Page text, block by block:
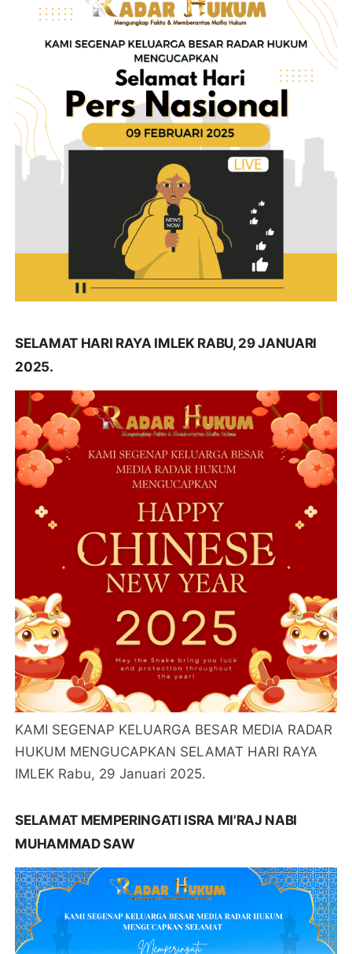
SELAMAT HARI RAYA IMLEK RABU, 29 JANUARI
2025.
KAMI SEGENAP KELUARGA BESAR MEDIA RADAR
HUKUM MENGUCAPKAN SELAMAT HARI RAYA
IMLEK Rabu, 29 Januari 2025.
SELAMAT MEMPERINGATI ISRA MI'RAJ NABI
MUHAMMAD SAW